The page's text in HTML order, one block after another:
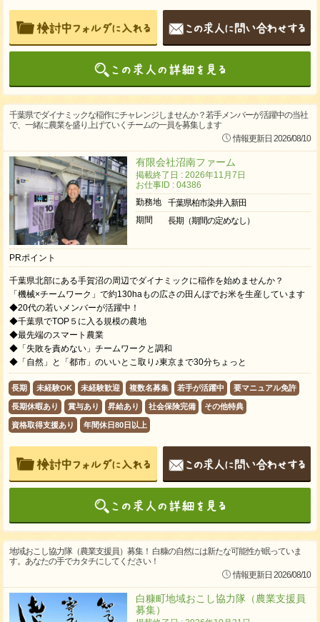
千葉県でダイナミックな稲作にチャレンジしませんか？若手メンバーが活躍中の当社
で、一緒に農業を盛り上げていくチームの一員を募集します
情報更新日 2026/08/10
有限会社沼南ファーム
掲載終了日 : 2026年11月7日
お仕事ID : 04386
勤務地
千葉県柏市染井入新田
期間
長期（期間の定めなし）
PRポイント
千葉県北部にある手賀沼の周辺でダイナミックに稲作を始めませんか？
「機械×チームワーク」で約130haもの広さの田んぼでお米を生産しています
◆20代の若いメンバーが活躍中！
◆千葉県でTOP５に入る規模の農地
◆最先端のスマート農業
◆「失敗を責めない」チームワークと調和
◆「自然」と「都市」のいいとこ取り♪東京まで30分ちょっと
長期 未経験OK 未経験歓迎 複数名募集 若手が活躍中 要マニュアル免許
長期休暇あり 賞与あり 昇給あり 社会保険完備 その他特典
資格取得支援あり 年間休日80日以上
地域おこし協力隊（農業支援員）募集！ 白糠の自然には新たな可能性が眠っていま
す。あなたの手でカタチにしてください！
情報更新日 2026/08/10
白糠町地域おこし協力隊（農業支援員
募集）